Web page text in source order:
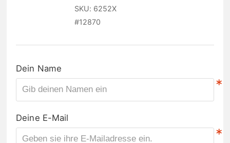
SKU: 6252X
#12870
Dein Name
*
Deine E-Mail
*